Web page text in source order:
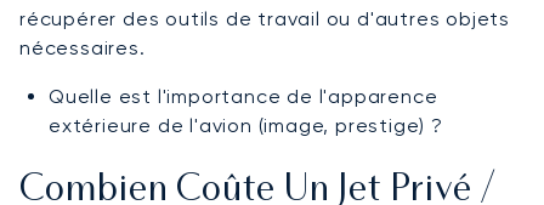
récupérer des outils de travail ou d'autres objets
nécessaires.
Quelle est l'importance de l'apparence
extérieure de l'avion (image, prestige) ?
Combien Coûte Un Jet Privé /